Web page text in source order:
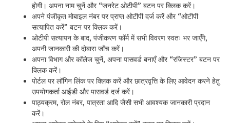
होगी। अपना नाम चुनें और “जनरेट ओटीपी” बटन पर क्लिक करें।
अपने पंजीकृत मोबाइल नंबर पर प्राप्त ओटीपी दर्ज करें और “ओटीपी
सत्यापित करें” बटन पर क्लिक करें।
ओटीपी सत्यापन के बाद, पंजीकरण फॉर्म में सभी विवरण स्वतः भर जाएँगे,
अपनी जानकारी की दोबारा जाँच करें।
अपना विभाग और कॉलेज चुनें, अपना पासवर्ड बनाएँ और “रजिस्टर” बटन पर
क्लिक करें।
पोर्टल पर लॉगिन लिंक पर क्लिक करें और छात्रवृत्ति के लिए आवेदन करने हेतु
उपयोगकर्ता आईडी और पासवर्ड दर्ज करें।
पाठ्यक्रम, रोल नंबर, पात्रता आदि जैसी सभी आवश्यक जानकारी प्रदान
करें।